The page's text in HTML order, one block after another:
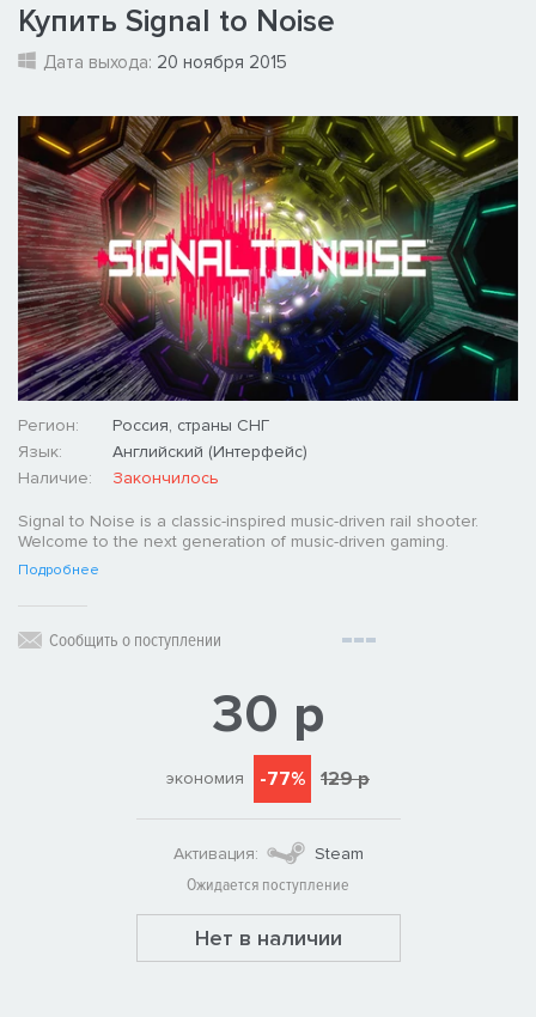
Купить Signal to Noise
Дата выхода: 20 ноября 2015
Регион:
Россия, страны СНГ
Язык:
Английский (Интерфейс)
Наличие:
Закончилось
Signal to Noise is a classic-inspired music-driven rail shooter.
Welcome to the next generation of music-driven gaming.
Подробнее
Сообщить о поступлении
30 р
экономия -77% 129 р
Активация:
Steam
Ожидается поступление
Нет в наличии